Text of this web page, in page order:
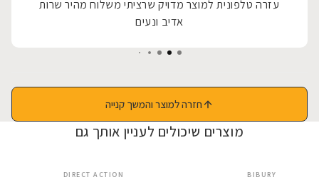
עזרה טלפונית למוצר מדויק שרציתי משלוח מהיר שרות
אדיב ונעים
חזרה למוצר והמשך קנייה
מוצרים שיכולים לעניין אותך גם
SALE
DIRECT ACTION